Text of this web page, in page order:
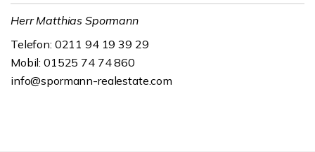
Herr Matthias Spormann
Telefon: 0211 94 19 39 29
Mobil: 01525 74 74 860
info@spormann-realestate.com